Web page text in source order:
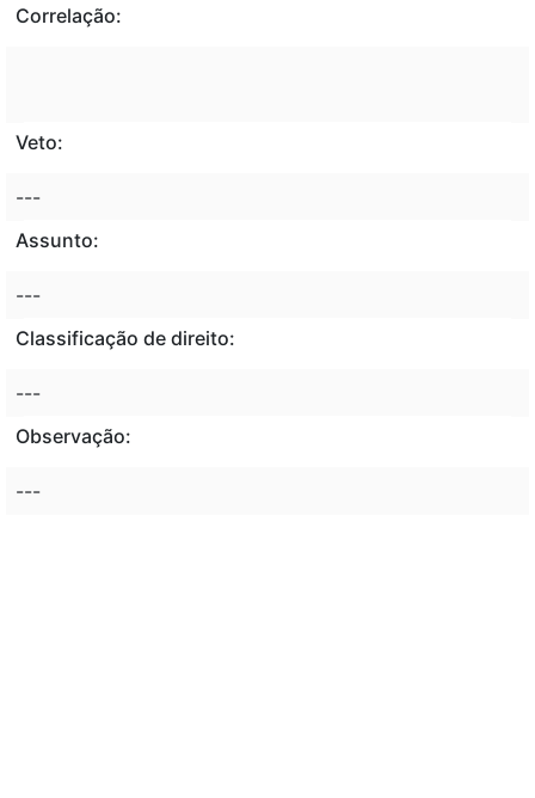
Correlação:
Veto:
---
Assunto:
---
Classificação de direito:
---
Observação:
---